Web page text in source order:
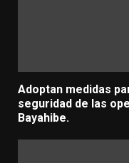
Adoptan medidas
seguridad de las
Bayahibe.